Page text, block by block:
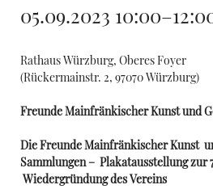
05.09.2023
Rathaus Würzburg, Oberes Foyer
(Rückermainstr. 2, 97070 Würzburg)
Freunde Mainfränkischer Kunst und
Die Freunde Mainfränkischer Kunst
Sammlungen – Plakatausstellung zur
Wiedergründung des Vereins